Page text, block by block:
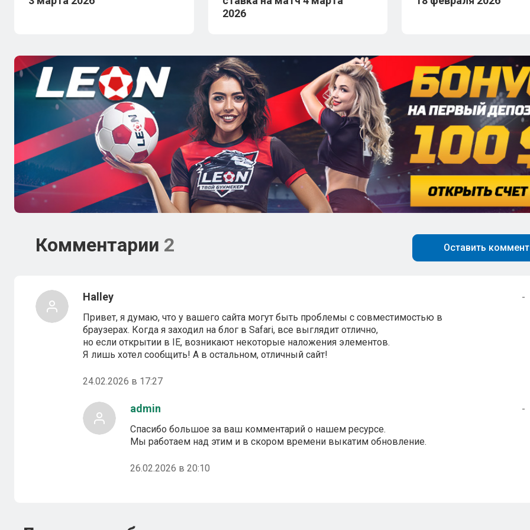
2026
Комментарии 2 Оставить
Halley -
Привет, я думаю, что у вашего сайта могут быть проблемы с совместимостью в
браузерах. Когда я заходил на блог в Safari, все выглядит отлично,
но если открытии в IE, возникают некоторые наложения элементов.
Я лишь хотел сообщить! А в остальном, отличный сайт!
24.02.2026 в 17:27
admin -
Спасибо большое за ваш комментарий о нашем ресурсе.
Мы работаем над этим и в скором времени выкатим обновление.
26.02.2026 в 20:10